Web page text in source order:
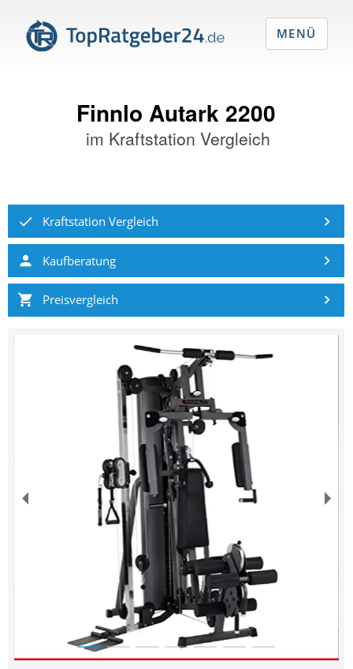
Finnlo Autark 2200
im Kraftstation Vergleich
Kraftstation Vergleich
Kaufberatung
Preisvergleich
MENÜ